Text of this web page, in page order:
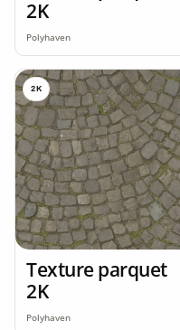
2K
Polyhaven
2K
Texture parquet
2K
Polyhaven